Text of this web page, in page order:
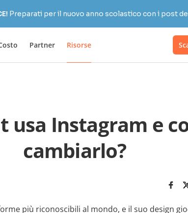
Preparati per il nuovo anno scolastico con i post
Partner Risorse
usa Instagram e
cambiarlo?
più riconoscibili al mondo, e il suo design